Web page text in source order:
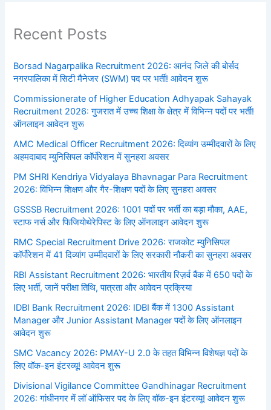
Recent Posts
Borsad Nagarpalika Recruitment 2026: आनंद जिले की बोर्सद
नगरपालिका में सिटी मैनेजर (SWM) पद पर भर्ती! आवेदन शुरू
Commissionerate of Higher Education Adhyapak Sahayak
Recruitment 2026: गुजरात में उच्च शिक्षा के क्षेत्र में विभिन्न पदों पर भर्ती!
ऑनलाइन आवेदन शुरू
AMC Medical Officer Recruitment 2026: दिव्यांग उम्मीदवारों के लिए
अहमदाबाद म्युनिसिपल कॉर्पोरेशन में सुनहरा अवसर
PM SHRI Kendriya Vidyalaya Bhavnagar Para Recruitment
2026: विभिन्न शिक्षण और गैर-शिक्षण पदों के लिए सुनहरा अवसर
GSSSB Recruitment 2026: 1001 पदों पर भर्ती का बड़ा मौका, AAE,
स्टाफ नर्स और फिजियोथेरेपिस्ट के लिए ऑनलाइन आवेदन शुरू
RMC Special Recruitment Drive 2026: राजकोट म्युनिसिपल
कॉर्पोरेशन में 41 दिव्यांग उम्मीदवारों के लिए सरकारी नौकरी का सुनहरा अवसर
RBI Assistant Recruitment 2026: भारतीय रिज़र्व बैंक में 650 पदों के
लिए भर्ती, जानें परीक्षा तिथि, पात्रता और आवेदन प्रक्रिया
IDBI Bank Recruitment 2026: IDBI बैंक में 1300 Assistant
Manager और Junior Assistant Manager पदों के लिए ऑनलाइन
आवेदन शुरू
SMC Vacancy 2026: PMAY-U 2.0 के तहत विभिन्न विशेषज्ञ पदों के
लिए वॉक-इन इंटरव्यू! आवेदन शुरू
Divisional Vigilance Committee Gandhinagar Recruitment
2026: गांधीनगर में लॉ ऑफिसर पद के लिए वॉक-इन इंटरव्यू! आवेदन शुरू